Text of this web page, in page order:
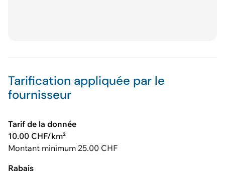
Tarification appliquée par le
fournisseur
Tarif de la donnée
10.00 CHF/km²
Montant minimum 25.00 CHF
Rabais